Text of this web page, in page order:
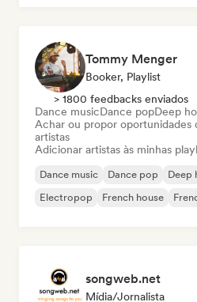
Tommy Menger
Booker, Playlist
> 1800 feedbacks enviados
Dance musicDance popDeep
Achar ou propor oportunidades
artistas
Adicionar artistas às minhas
Dance music Dance pop Deep
Electropop
French house
songweb.net
Mídia/Jornalista